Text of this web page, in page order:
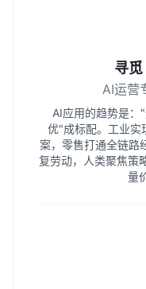
寻
AI运营
AI应用的趋势是：
优"成标配。工业实
案，零售打通全链路
复劳动，人类聚焦策
量